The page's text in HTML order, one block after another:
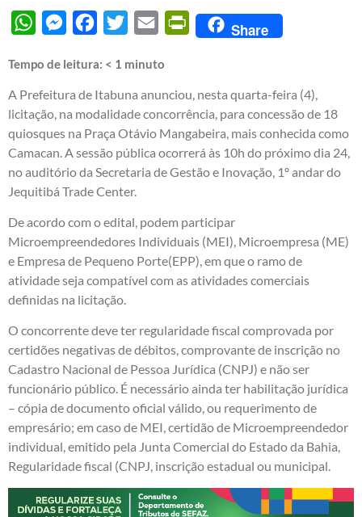
WhatsAppMessengerFacebook
Twitter Email PrintFriendly
Share
Tempo de leitura: < 1 minuto
A Prefeitura de Itabuna anunciou, nesta quarta-feira (4),
licitação, na modalidade concorrência, para concessão de 18
quiosques na Praça Otávio Mangabeira, mais conhecida como
Camacan. A sessão pública ocorrerá às 10h do próximo dia 24,
no auditório da Secretaria de Gestão e Inovação, 1º andar do
Jequitibá Trade Center.
De acordo com o edital, podem participar
Microempreendedores Individuais (MEI), Microempresa (ME)
e Empresa de Pequeno Porte(EPP), em que o ramo de
atividade seja compatível com as atividades comerciais
definidas na licitação.
O concorrente deve ter regularidade fiscal comprovada por
certidões negativas de débitos, comprovante de inscrição no
Cadastro Nacional de Pessoa Jurídica (CNPJ) e não ser
funcionário público. É necessário ainda ter habilitação jurídica
– cópia de documento oficial válido, ou requerimento de
empresário; em caso de MEI, certidão de Microempreendedor
individual, emitido pela Junta Comercial do Estado da Bahia,
Regularidade fiscal (CNPJ, inscrição estadual ou municipal.